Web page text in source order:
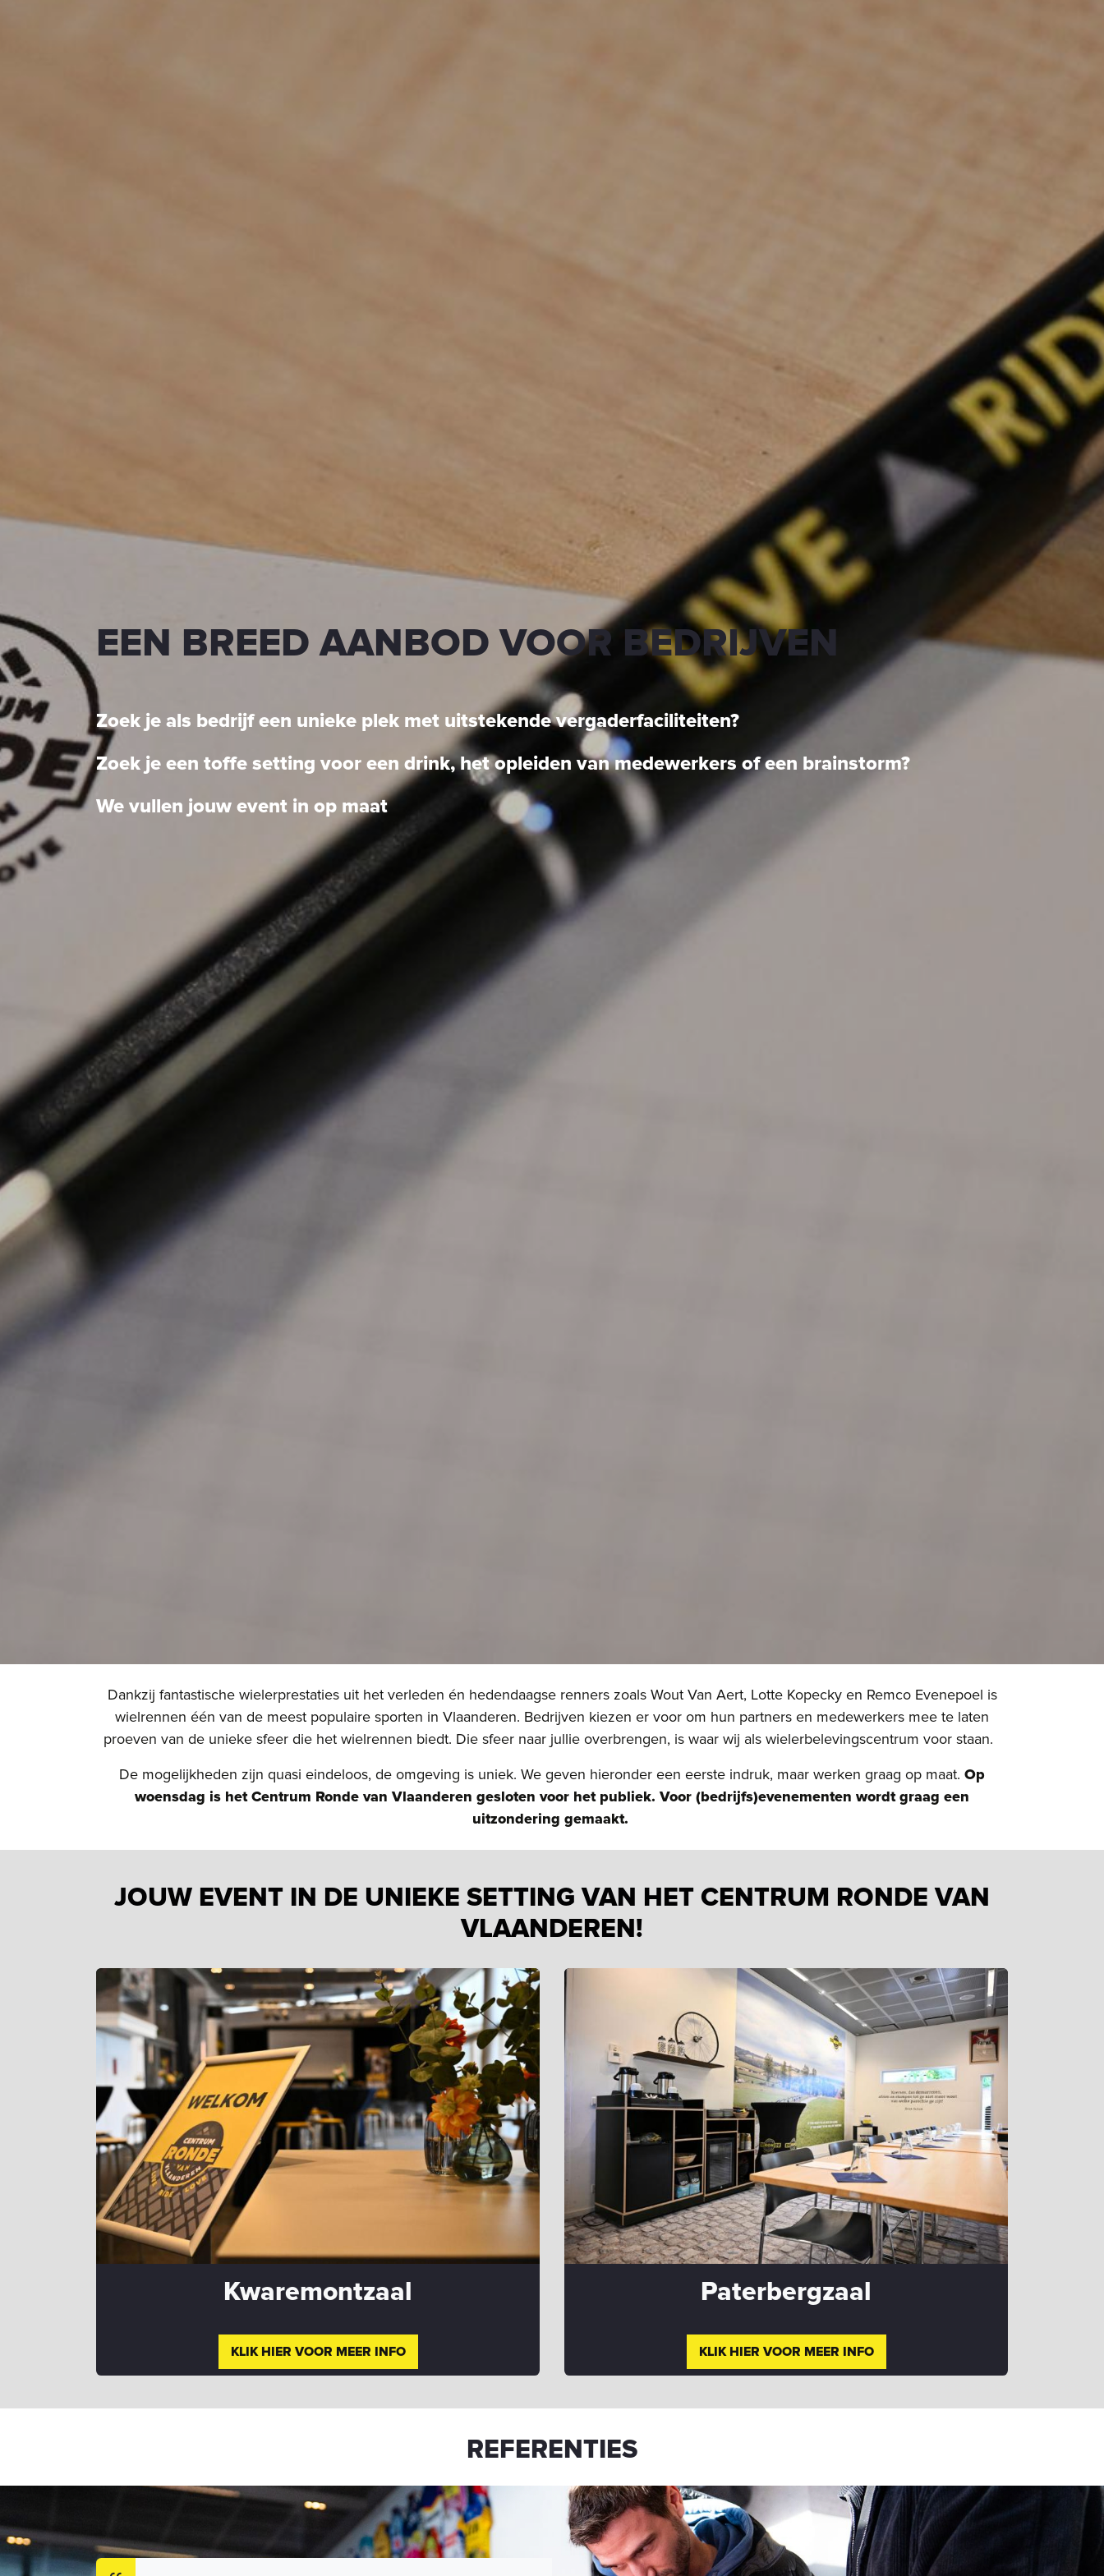
EEN BREED AANBOD VOOR BEDRIJVEN
Zoek je als bedrijf een unieke plek met uitstekende vergaderfaciliteiten?
Zoek je een toffe setting voor een drink, het opleiden van medewerkers of een brainstorm?
We vullen jouw event in op maat
Dankzij fantastische wielerprestaties uit het verleden én hedendaagse renners zoals Wout Van Aert, Lotte Kopecky en Remco Evenepoel is
wielrennen één van de meest populaire sporten in Vlaanderen. Bedrijven kiezen er voor om hun partners en medewerkers mee te laten
proeven van de unieke sfeer die het wielrennen biedt. Die sfeer naar jullie overbrengen, is waar wij als wielerbelevingscentrum voor staan.
De mogelijkheden zijn quasi eindeloos, de omgeving is uniek. We geven hieronder een eerste indruk, maar werken graag op maat. Op
woensdag is het Centrum Ronde van Vlaanderen gesloten voor het publiek. Voor (bedrijfs)evenementen wordt graag een
uitzondering gemaakt.
JOUW EVENT IN DE UNIEKE SETTING VAN HET CENTRUM RONDE VAN
VLAANDEREN!
Kwaremontzaal
KLIK HIER VOOR MEER INFO​
Paterbergzaal
KLIK HIER VOOR MEER INFO
REFERENTIES